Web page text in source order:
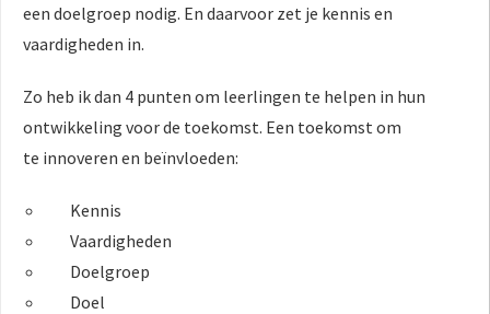
een doelgroep nodig. En daarvoor zet je kennis en
vaardigheden in.
Zo heb ik dan 4 punten om leerlingen te helpen in hun
ontwikkeling voor de toekomst. Een toekomst om
te innoveren en beïnvloeden:
Kennis
Vaardigheden
Doelgroep
Doel